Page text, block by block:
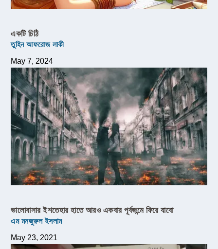
একটি চিঠি
তুহিন আফরোজ লাকী
May 7, 2024
ভালোবাসার ইশতেহার হাতে আরও একবার পূর্বজন্মে ফিরে যাবো
এম মনজুরুল ইসলাম
May 23, 2021